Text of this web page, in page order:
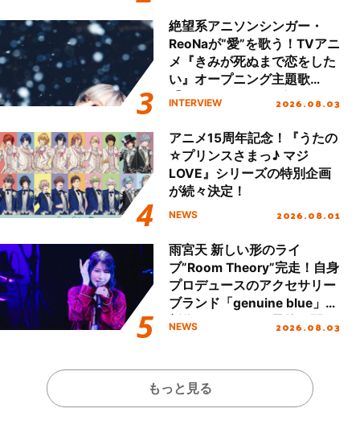
絶望系アニソンシンガー・
ReoNaが“愛”を歌う！TVアニ
メ『きみが死ぬまで恋をした
い』オープニング主題歌
「Amore」インタビュー
INTERVIEW 2026.08.03
アニメ15周年記念！『うたの
☆プリンスさまっ♪ マジ
LOVE』シリーズの特別企画
が続々決定！
NEWS 2026.08.01
雨宮天 新しい形のライ
ブ”Room Theory”完走！自身
プロデュースのアクセサリー
ブランド「genuine blue」の
新作アクセサリー予約も開
NEWS 2026.08.03
もっと見る